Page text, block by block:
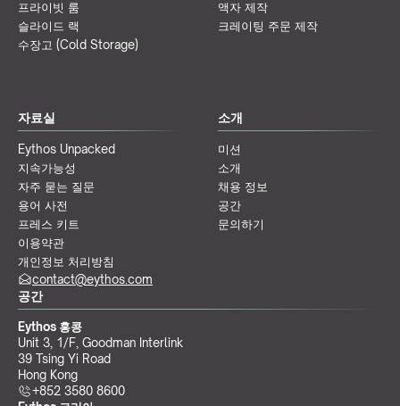
프라이빗 룸
슬라이드 랙
수장고 (Cold Storage)
액자 제작
크레이팅 주문 제작
자료실
Eythos Unpacked
지속가능성
자주 묻는 질문
용어 사전
프레스 키트
이용약관
개인정보 처리방침
소개
미션
소개
채용 정보
공간
문의하기
공간
Eythos 홍콩
Unit 3, 1/F, Goodman Interlink
39 Tsing Yi Road
Hong Kong
+852 3580 8600
contact@eythos.com